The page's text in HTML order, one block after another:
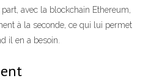
avec la blockchain Ethereum,
à la seconde, ce qui lui permet
il en a besoin.